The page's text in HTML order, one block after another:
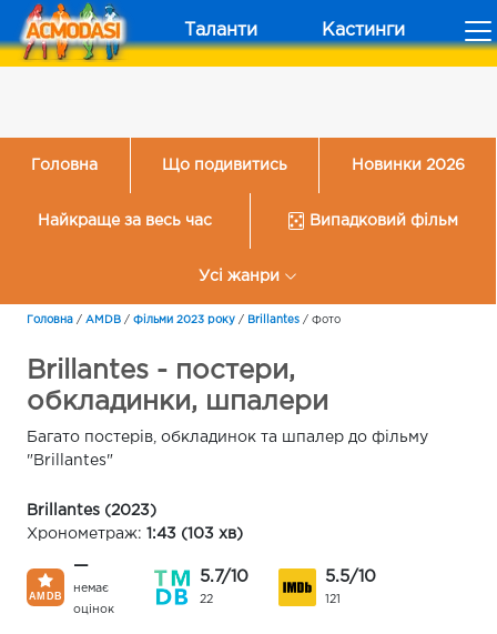
Таланти Кастинги
Головна Що подивитись Новинки 2026
Найкраще за весь час Випадковий фільм
Усі жанри
Головна / AMDB / Фільми 2023 року / Brillantes / Фото
Brillantes - постери,
обкладинки, шпалери
Багато постерів, обкладинок та шпалер до фільму
"Brillantes"
Brillantes (2023)
Хронометраж: 1:43 (103 хв)
—
немає
оцінок
5.7/10
22
5.5/10
121